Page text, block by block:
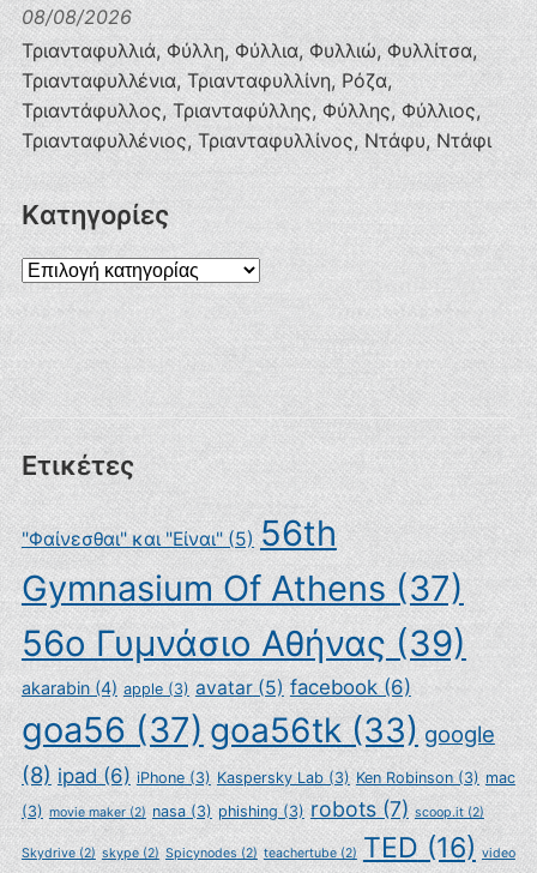
08/08/2026
Τριανταφυλλιά, Φύλλη, Φύλλια, Φυλλιώ, Φυλλίτσα,
Τριανταφυλλένια, Τριανταφυλλίνη, Ρόζα,
Τριαντάφυλλος, Τριανταφύλλης, Φύλλης, Φύλλιος,
Τριανταφυλλένιος, Τριανταφυλλίνος, Ντάφυ, Ντάφι
Kατηγορίες
Kατηγορίες
Ετικέτες
"Φαίνεσθαι" και "Είναι"(5) 56th
Gymnasium Of Athens(37)
56ο Γυμνάσιο Αθήνας(39)
akarabin(4) apple(3) avatar(5) facebook(6)
goa56(37)goa56tk(33) google
(8) ipad(6) iPhone(3) Kaspersky Lab(3) Ken Robinson(3) mac
(3) movie maker(2) nasa(3) phishing (3) robots(7) scoop.it(2)
Skydrive(2) skype(2) Spicynodes(2) teachertube(2) TED(16) video